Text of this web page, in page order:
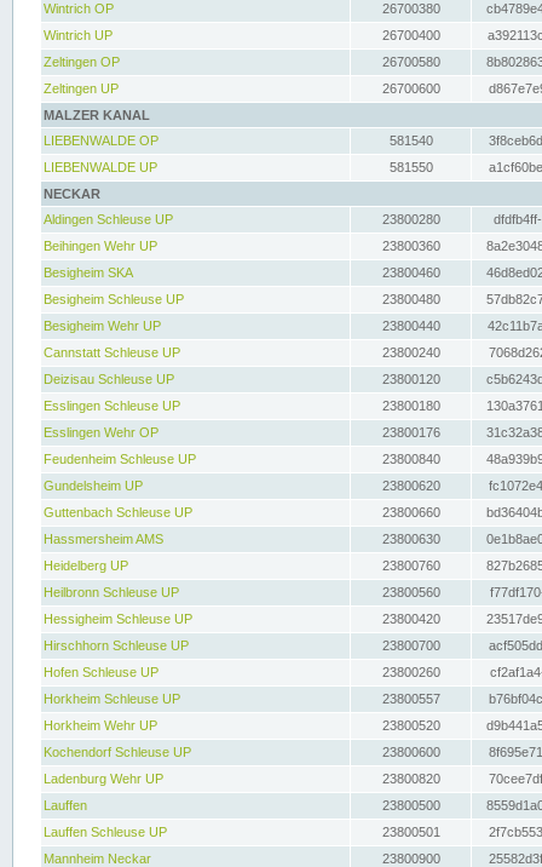
Wintrich OP
26700380
Wintrich UP
26700400
Zeltingen OP
26700580
Zeltingen UP
26700600
MALZER KANAL
LIEBENWALDE OP
581540
LIEBENWALDE UP
581550
NECKAR
Aldingen Schleuse UP
23800280
Beihingen Wehr UP
23800360
Besigheim SKA
23800460
Besigheim Schleuse UP
23800480
Besigheim Wehr UP
23800440
Cannstatt Schleuse UP
23800240
Deizisau Schleuse UP
23800120
Esslingen Schleuse UP
23800180
Esslingen Wehr OP
23800176
Feudenheim Schleuse UP
23800840
Gundelsheim UP
23800620
Guttenbach Schleuse UP
23800660
Hassmersheim AMS
23800630
Heidelberg UP
23800760
Heilbronn Schleuse UP
23800560
Hessigheim Schleuse UP
23800420
Hirschhorn Schleuse UP
23800700
Hofen Schleuse UP
23800260
Horkheim Schleuse UP
23800557
Horkheim Wehr UP
23800520
Kochendorf Schleuse UP
23800600
Ladenburg Wehr UP
23800820
Lauffen
23800500
Lauffen Schleuse UP
23800501
Mannheim Neckar
23800900